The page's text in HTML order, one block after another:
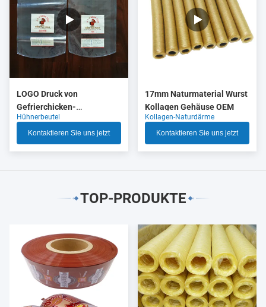
LOGO Druck von
Gefrierchicken-
Verpackungen mit hoher
Schrumpfung
Hühnerbeutel
Kontaktieren Sie uns jetzt
17mm Naturmaterial Wurst
Kollagen Gehäuse OEM
Kollagen-Naturdärme
Kontaktieren Sie uns jetzt
TOP-PRODUKTE